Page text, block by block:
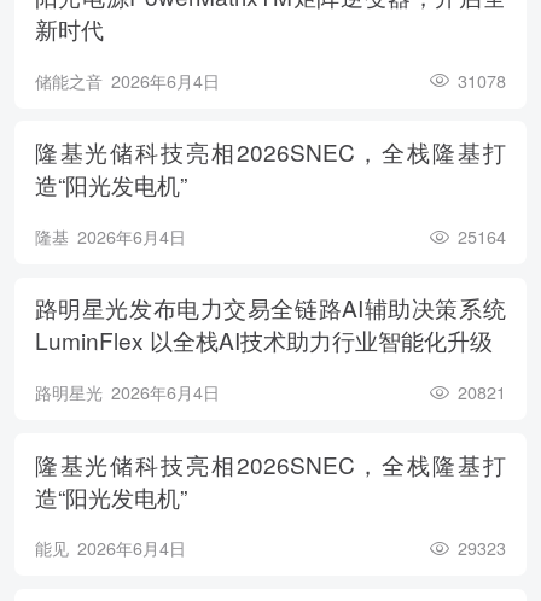
新时代
储能之音 2026年6月4日 31078
隆基光储科技亮相2026SNEC，全栈隆基打
造“阳光发电机”
隆基 2026年6月4日 25164
路明星光发布电力交易全链路AI辅助决策系统
LuminFlex 以全栈AI技术助力行业智能化升级
路明星光 2026年6月4日 20821
隆基光储科技亮相2026SNEC，全栈隆基打
造“阳光发电机”
能见 2026年6月4日 29323